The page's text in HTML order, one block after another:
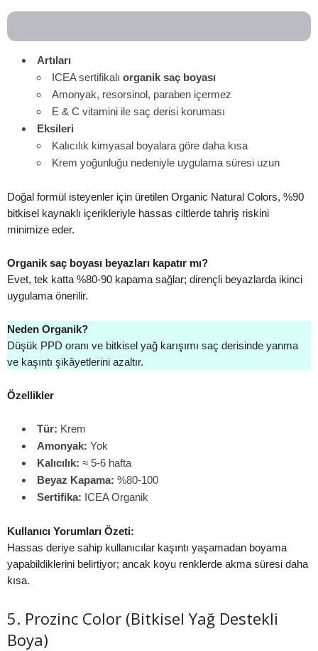
Artıları
ICEA sertifikalı organik saç boyası
Amonyak, resorsinol, paraben içermez
E & C vitamini ile saç derisi koruması
Eksileri
Kalıcılık kimyasal boyalara göre daha kısa
Krem yoğunluğu nedeniyle uygulama süresi uzun
Doğal formül isteyenler için üretilen Organic Natural Colors, %90
bitkisel kaynaklı içerikleriyle hassas ciltlerde tahriş riskini
minimize eder.
Organik saç boyası beyazları kapatır mı?
Evet, tek katta %80-90 kapama sağlar; dirençli beyazlarda ikinci
uygulama önerilir.
Neden Organik?
Düşük PPD oranı ve bitkisel yağ karışımı saç derisinde yanma
ve kaşıntı şikâyetlerini azaltır.
Özellikler
Tür: Krem
Amonyak: Yok
Kalıcılık: ≈ 5-6 hafta
Beyaz Kapama: %80-100
Sertifika: ICEA Organik
Kullanıcı Yorumları Özeti:
Hassas deriye sahip kullanıcılar kaşıntı yaşamadan boyama
yapabildiklerini belirtiyor; ancak koyu renklerde akma süresi daha
kısa.
5. Prozinc Color (Bitkisel Yağ Destekli
Boya)